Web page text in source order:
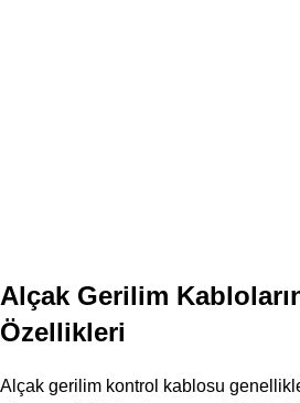
Alçak Gerilim
Özellikleri
Alçak gerilim kontrol kablosu